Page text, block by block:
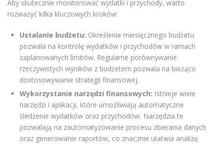
Aby skutecznie monitorować wydatki i przychody, warto
rozważyć kilka kluczowych kroków:
Ustalanie budżetu: Określenie miesięcznego budżetu
pozwala na kontrolę wydatków i przychodów w ramach
zaplanowanych limitów. Regularne porównywanie
rzeczywistych wyników z budżetem pozwala na bieżąco
dostosowywanie strategii finansowej.
Wykorzystanie narzędzi finansowych: Istnieje wiele
narzędzi i aplikacji, które umożliwiają automatyczne
śledzenie wydatków oraz przychodów. Narzędzia te
pozwalają na zautomatyzowanie procesu zbierania danych
oraz generowanie raportów, co znacznie ułatwia analizę